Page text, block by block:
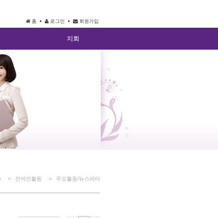
홈 로그인 회원가입
지회
> 전여연활동 > 주요활동/뉴스레터